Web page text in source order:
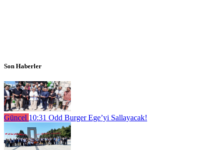
Son Haberler
Güncel 10:31 Odd Burger Ege’yi Sallayacak!